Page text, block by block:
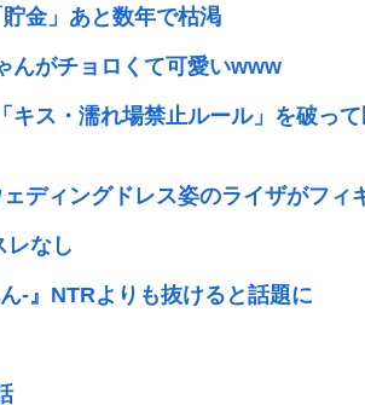
金」あと数年で枯渇
んがチョロくて可愛いwww
キス・濡れ場禁止ルール」を破っ
ェディングドレス姿のライザがフ
レなし
-』NTRよりも抜けると話題に